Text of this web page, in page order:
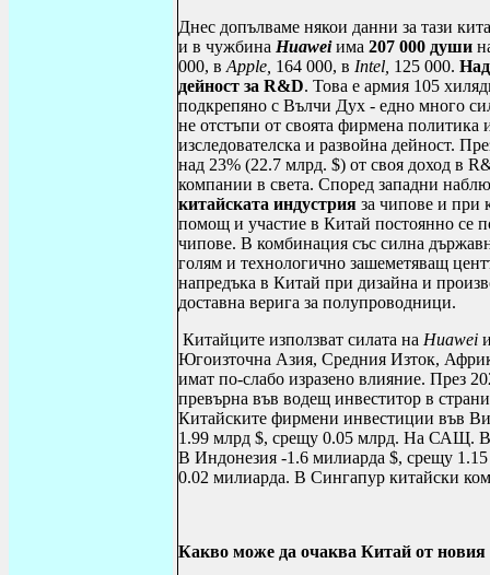
Днес допълваме някои данни за тази
и в чужбина Huaweiима 207 000 души
000, в Apple 164 000, в Intel 125 000.
дейност за R&D. Това е армия 105
подкрепяно с Вълчи Дух - едно много
не отстъпи от своята фирмена
изследователска и развойна дейност.
над 23% (22.7 млрд. $) от своя доход в R
компании в света. Според западни
китайската индустрия за чипове и при
помощ и участие в Китай постоянно се
чипове. В комбинация със силна
голям и технологично зашеметяващ
напредъка в Китай при дизайна и
доставна верига за полупроводници.
Китайците използват силата на Huawei
Югоизточна Азия, Средния Изток,
имат по-слабо изразено влияние. През
превърна във водещ инвеститор в
Китайските фирмени инвестиции във
1.99 млрд $, срещу 0.05 млрд. На САЩ.
В Индонезия -1.6 милиарда $, срещу
0.02 милиарда. В Сингапур китайски
Какво може да очаква Китай от